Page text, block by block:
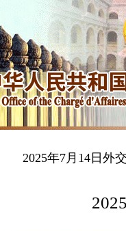
2025年7月14日外